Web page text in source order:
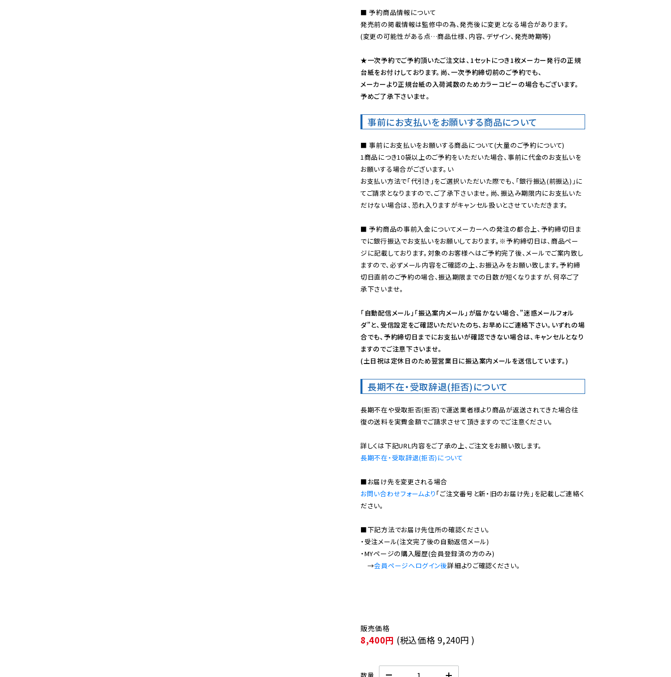
■ 予約商品情報について
発売前の掲載情報は監修中の為、発売後に変更となる場合があります。
(変更の可能性がある点…商品仕様、内容、デザイン、発売時期等)
★一次予約でご予約頂いたご注文は、1セットにつき1枚メーカー発行の正規
台紙をお付けしております。尚、一次予約締切前のご予約でも、
メーカーより正規台紙の入荷減数のためカラーコピーの場合もございます。
予めご了承下さいませ。
事前にお支払いをお願いする商品について
■ 事前にお支払いをお願いする商品について(大量のご予約について)
1商品につき10袋以上のご予約をいただいた場合、事前に代金のお支払いを
お願いする場合がございます。い
お支払い方法で「代引き」をご選択いただいた際でも、「銀行振込(前振込)」に
てご請求となりますので、ご了承下さいませ。尚、振込み期限内にお支払いた
だけない場合は、恐れ入りますがキャンセル扱いとさせていただきます。
■ 予約商品の事前入金についてメーカーへの発注の都合上、予約締切日ま
でに銀行振込でお支払いをお願いしております。※予約締切日は、商品ペー
ジに記載しております。対象のお客様へはご予約完了後、メールでご案内致し
ますので、必ずメール内容をご確認の上、お振込みをお願い致します。予約締
切日直前のご予約の場合、振込期限までの日数が短くなりますが、何卒ご了
承下さいませ。
「自動配信メール」「振込案内メール」が届かない場合、”迷惑メールフォル
ダ”と、受信設定をご確認いただいたのち、お早めにご連絡下さい。いずれの場
合でも、予約締切日までにお支払いが確認できない場合は、キャンセルとなり
ますのでご注意下さいませ。
(土日祝は定休日のため翌営業日に振込案内メールを送信しています。)
長期不在・受取辞退(拒否)について
長期不在や受取拒否(拒否)で運送業者様より商品が返送されてきた場合往
復の送料を実費金額でご請求させて頂きますのでご注意ください。
長期不在・受取辞退(拒否)について
お問い合わせフォームより 「ご注文番号と新・旧のお届け先」を記載しご連絡く
ださい。
■下記方法でお届け先住所の確認ください。
・受注メール(注文完了後の自動返信メール)
・MYページの購入履歴(会員登録済の方のみ)
→会員ページへログイン後
8,400円 (税込価格 9,240円 )